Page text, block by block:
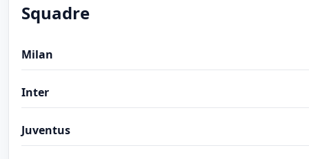
Squadre
Milan
Inter
Juventus